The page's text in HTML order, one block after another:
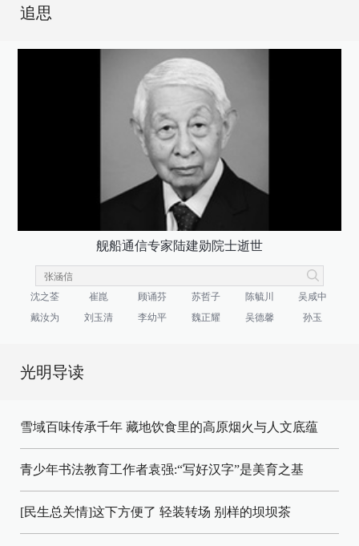
追思
舰船通信专家陆建勋院士逝世
沈之荃 崔崑 顾诵芬 苏哲子 陈毓川
吴咸中
戴汝为
刘玉清 李幼平 魏正耀 吴德馨 孙玉
光明导读
雪域百味传承千年 藏地饮食里的高原烟火与人文底蕴
青少年书法教育工作者袁强:“写好汉字”是美育之基
[民生总关情]这下方便了 轻装转场 别样的坝坝茶